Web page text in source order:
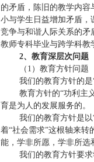
的矛盾，陈旧的教学内
小与学生日益增加矛盾，
竞争与和谐人际关系的矛
教师专科毕业与跨学科教
2、教育深层次问题
（ 1 ）教育方针问题
我们的教育方针的是
教育方针的“功利主
育是为人的发展服务的。
我们的教育方针是
着“社会需求”这根轴来
能，学非所愿，学非所选
我们的教育方针要